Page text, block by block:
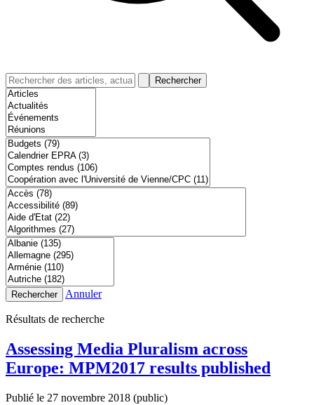
Rechercher
Rechercher Annuler
Résultats de recherche
Assessing Media Pluralism across
Europe: MPM2017 results published
Publié le 27 novembre 2018 (public)